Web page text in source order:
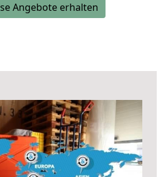
Angebote erhalten